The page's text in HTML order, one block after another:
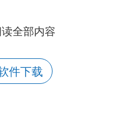
全部内容
件下载